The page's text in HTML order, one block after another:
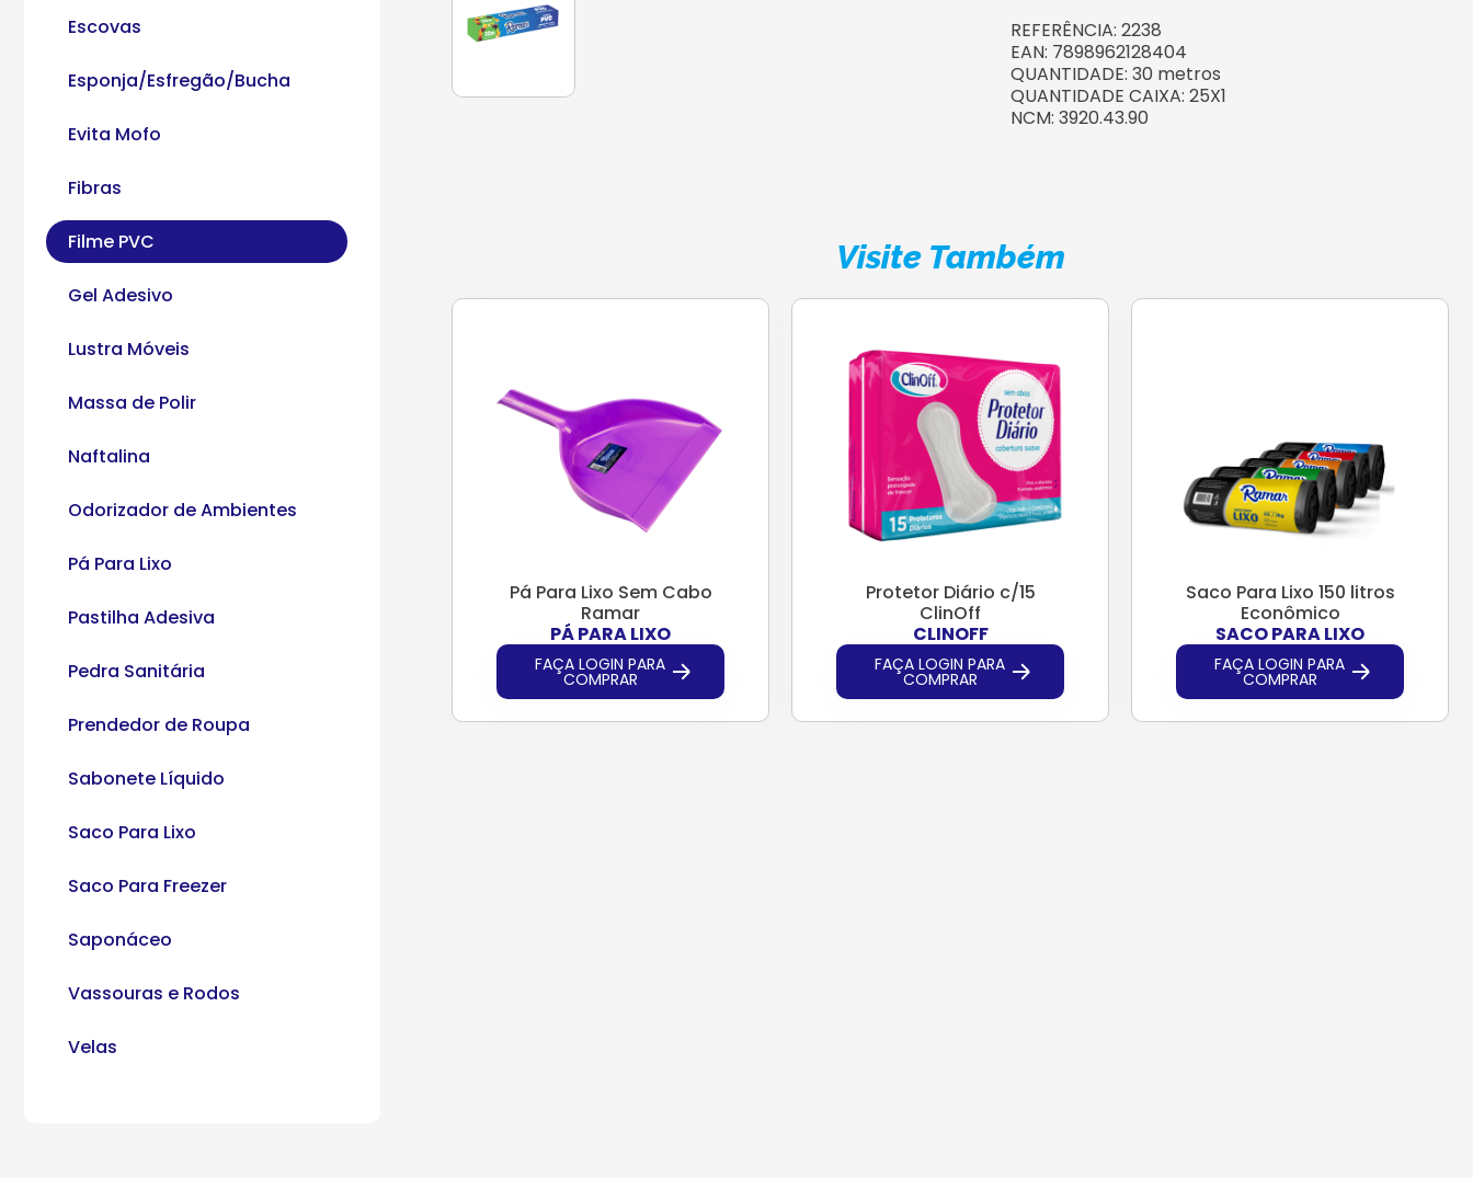
Escovas
Esponja/Esfregão/Bucha
Evita Mofo
Fibras
Filme PVC
Gel Adesivo
Lustra Móveis
Massa de Polir
Naftalina
Odorizador de Ambientes
Pá Para Lixo
Pastilha Adesiva
Pedra Sanitária
Prendedor de Roupa
Sabonete Líquido
Saco Para Lixo
Saco Para Freezer
Saponáceo
Vassouras e Rodos
Velas
REFERÊNCIA: 2238
EAN: 7898962128404
QUANTIDADE: 30 metros
QUANTIDADE CAIXA: 25X1
NCM: 3920.43.90
Visite Também
Pá Para Lixo Sem Cabo
Ramar
PÁ PARA LIXO
FAÇA LOGIN PARA
COMPRAR
Protetor Diário c/15
ClinOff
CLINOFF
FAÇA LOGIN PARA
COMPRAR
Saco Para Lixo 150 litros
Econômico
SACO PARA LIXO
FAÇA LOGIN PARA
COMPRAR